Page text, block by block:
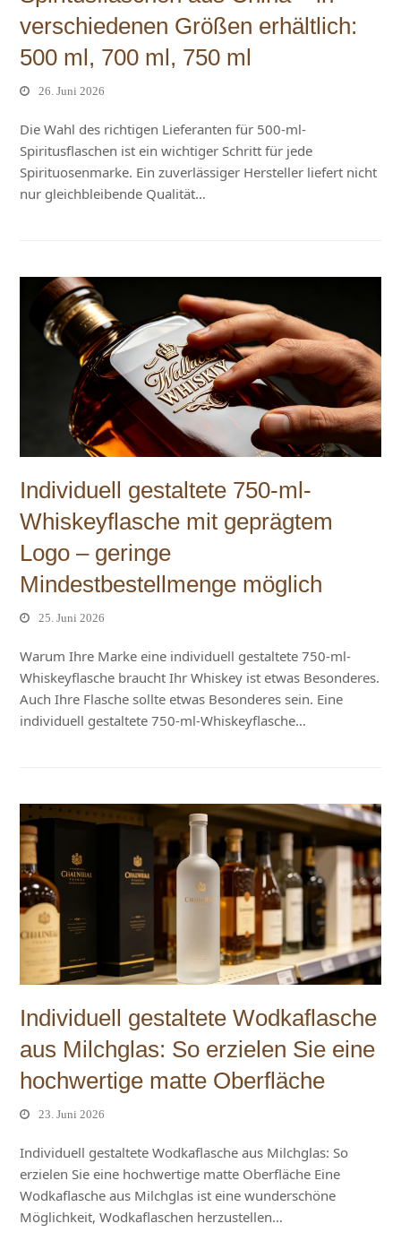
verschiedenen Größen erhältlich:
500 ml, 700 ml, 750 ml
26. Juni 2026
Die Wahl des richtigen Lieferanten für 500-ml-
Spiritusflaschen ist ein wichtiger Schritt für jede
Spirituosenmarke. Ein zuverlässiger Hersteller liefert nicht
nur gleichbleibende Qualität…
Individuell gestaltete 750-ml-
Whiskeyflasche mit geprägtem
Logo – geringe
Mindestbestellmenge möglich
25. Juni 2026
Warum Ihre Marke eine individuell gestaltete 750-ml-
Whiskeyflasche braucht Ihr Whiskey ist etwas Besonderes.
Auch Ihre Flasche sollte etwas Besonderes sein. Eine
individuell gestaltete 750-ml-Whiskeyflasche…
Individuell gestaltete Wodkaflasche
aus Milchglas: So erzielen Sie eine
hochwertige matte Oberfläche
23. Juni 2026
Individuell gestaltete Wodkaflasche aus Milchglas: So
erzielen Sie eine hochwertige matte Oberfläche Eine
Wodkaflasche aus Milchglas ist eine wunderschöne
Möglichkeit, Wodkaflaschen herzustellen…